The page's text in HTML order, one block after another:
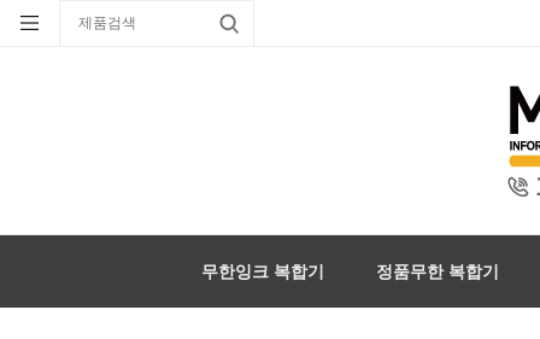
무한잉크 복합기 정품무한 복합기